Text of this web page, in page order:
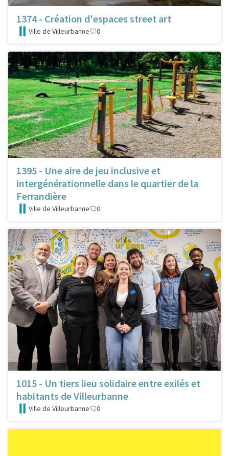
1374 - Création d'espaces street art
Ville de Villeurbanne 0
1395 - Une aire de jeu inclusive et
intergénérationnelle dans le quartier de la
Ferrandière
Ville de Villeurbanne 0
1015 - Un tiers lieu solidaire entre exilés et
habitants de Villeurbanne
Ville de Villeurbanne 0